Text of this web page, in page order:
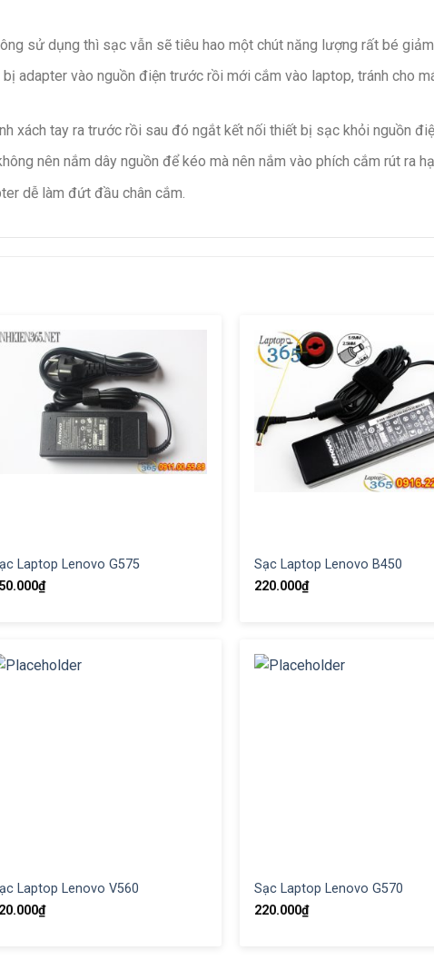
sử dụng thì sạc vẫn sẽ tiêu hao một chút năng lượng rất bé
adapter vào nguồn điện trước rồi mới cắm vào laptop, tránh cho
xách tay ra trước rồi sau đó ngắt kết nối thiết bị sạc khỏi nguồn
nên nắm dây nguồn để kéo mà nên nắm vào phích cắm rút ra
dễ làm đứt đầu chân cắm.
Laptop Lenovo G575
₫
Sạc Laptop Lenovo B450
220.000₫
Laptop Lenovo V560
₫
Sạc Laptop Lenovo G570
220.000₫